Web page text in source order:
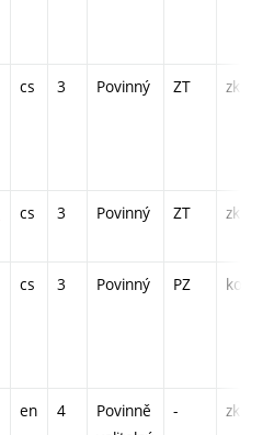
cs 3 Povinný ZT zk
cs 3 Povinný ZT zk
cs 3 Povinný PZ kol
en 4
Povinně
- zk